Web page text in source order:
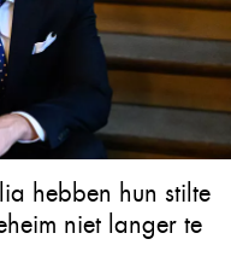
hebben hun stilte
niet langer te